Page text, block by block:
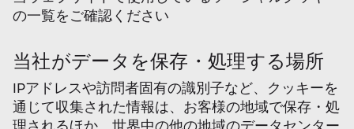
の一覧をご確認ください
当社がデータを保存・処理する場所
IPアドレスや訪問者固有の識別子など、クッキーを
通じて収集された情報は、お客様の地域で保存・処